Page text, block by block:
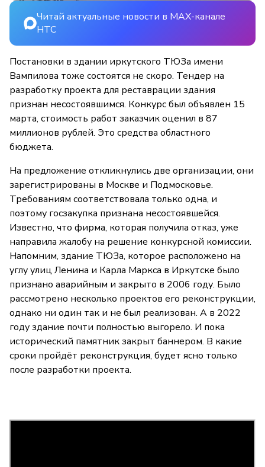
Читай актуальные новости в MAX-канале
НТС
Постановки в здании иркутского ТЮЗа имени
Вампилова тоже состоятся не скоро. Тендер на
разработку проекта для реставрации здания
признан несостоявшимся. Конкурс был объявлен 15
марта, стоимость работ заказчик оценил в 87
миллионов рублей. Это средства областного
бюджета.
На предложение откликнулись две организации, они
зарегистрированы в Москве и Подмосковье.
Требованиям соответствовала только одна, и
поэтому госзакупка признана несостоявшейся.
Известно, что фирма, которая получила отказ, уже
направила жалобу на решение конкурсной комиссии.
Напомним, здание ТЮЗа, которое расположено на
углу улиц Ленина и Карла Маркса в Иркутске было
признано аварийным и закрыто в 2006 году. Было
рассмотрено несколько проектов его реконструкции,
однако ни один так и не был реализован. А в 2022
году здание почти полностью выгорело. И пока
исторический памятник закрыт баннером. В какие
сроки пройдёт реконструкция, будет ясно только
после разработки проекта.